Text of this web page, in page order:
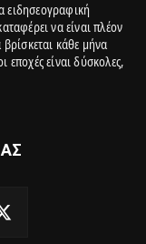
ειδησεογραφική
να είναι πλέον
κάθε μήνα
εποχές είναι δύσκολες,